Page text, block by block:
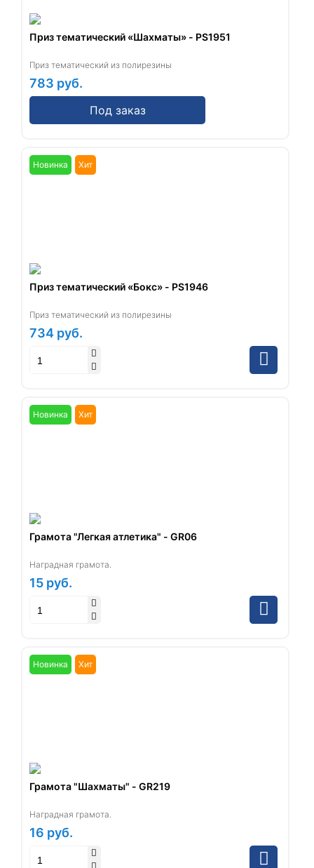
Приз тематический «Шахматы» - PS1951
Приз тематический из полирезины
783 руб.
Под заказ
Новинка Хит
Приз тематический «Бокс» - PS1946
Приз тематический из полирезины
734 руб.
Новинка Хит
Грамота "Легкая атлетика" - GR06
Наградная грамота.
15 руб.
Новинка Хит
Грамота "Шахматы" - GR219
Наградная грамота.
16 руб.